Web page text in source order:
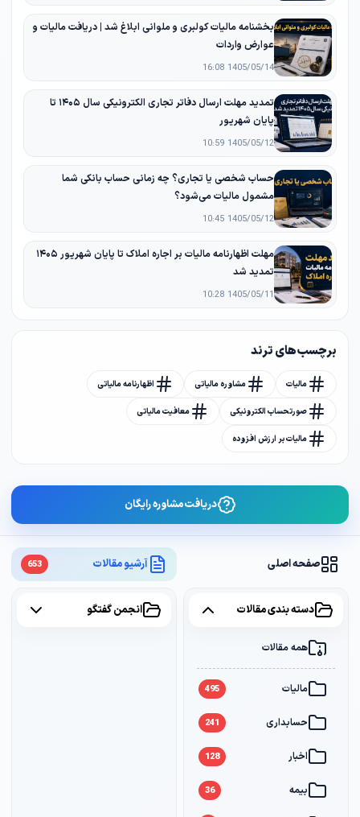
صفحه اصلی آرشیو مقالات 653
دسته بندی مقالات
همه مقالات
مالیات 495
حسابداری 241
اخبار 128
بیمه 36
انجمن گفتگو
بخشنامه مالیات کولبری و ملوانی ابلاغ شد | دریافت مالیات و
عوارض واردات
1405/05/14 16:08
تمدید مهلت ارسال دفاتر تجاری الکترونیکی سال ۱۴۰۵ تا
پایان شهریور
1405/05/12 10:59
حساب شخصی یا تجاری؟ چه زمانی حساب بانکی شما
مشمول مالیات می‌شود؟
1405/05/12 10:45
مهلت اظهارنامه مالیات بر اجاره املاک تا پایان شهریور ۱۴۰۵
تمدید شد
1405/05/11 10:28
برچسب های ترند
مالیات مشاوره مالیاتی اظهارنامه مالیاتی
صورتحساب الکترونیکی معافیت مالیاتی
مالیات بر ارزش افزوده
دریافت مشاوره رایگان